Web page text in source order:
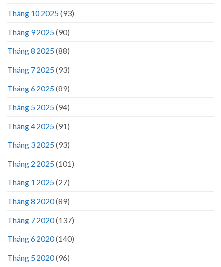
Tháng 10 2025(93)
Tháng 9 2025(90)
Tháng 8 2025(88)
Tháng 7 2025(93)
Tháng 6 2025(89)
Tháng 5 2025(94)
Tháng 4 2025(91)
Tháng 3 2025(93)
Tháng 2 2025(101)
Tháng 1 2025(27)
Tháng 8 2020(89)
Tháng 7 2020(137)
Tháng 6 2020(140)
Tháng 5 2020(96)